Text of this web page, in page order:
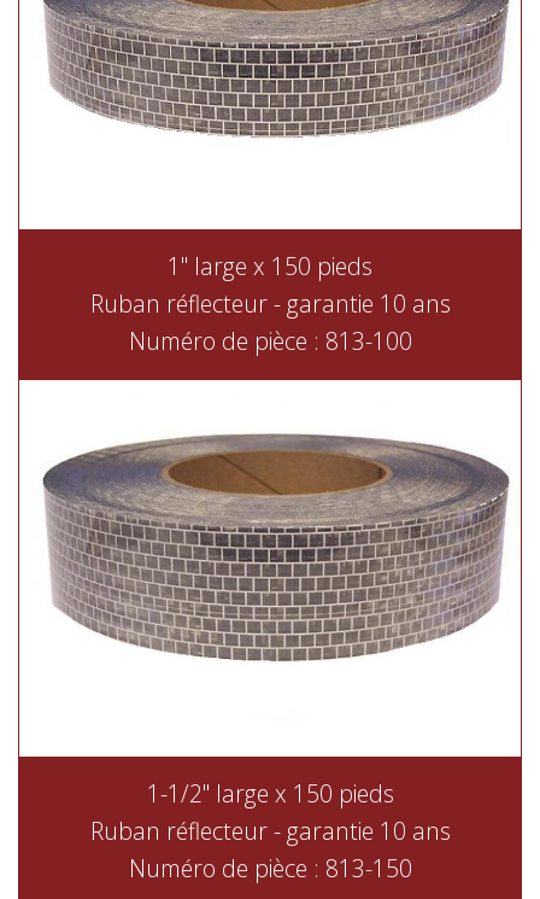
1" large x 150 pieds
Ruban réflecteur - garantie 10 ans
Numéro de pièce : 813-100
1-1/2" large x 150 pieds
Ruban réflecteur - garantie 10 ans
Numéro de pièce : 813-150